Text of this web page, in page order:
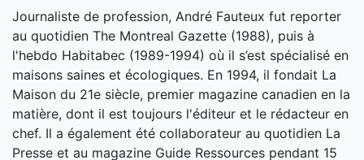
Journaliste de profession, André Fauteux fut reporter
au quotidien The Montreal Gazette (1988), puis à
l'hebdo Habitabec (1989-1994) où il s’est spécialisé en
maisons saines et écologiques. En 1994, il fondait La
Maison du 21e siècle, premier magazine canadien en la
matière, dont il est toujours l'éditeur et le rédacteur en
chef. Il a également été collaborateur au quotidien La
Presse et au magazine Guide Ressources pendant 15